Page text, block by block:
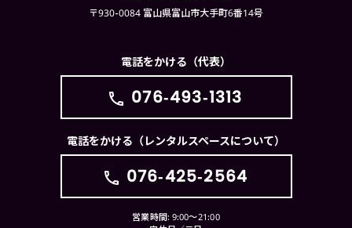
〒930-0084 富山県富山市大手町6番14号
電話をかける（代表）
076-493-1313
電話をかける（レンタルスペースについて）
076-425-2564
営業時間: 9:00〜21:00